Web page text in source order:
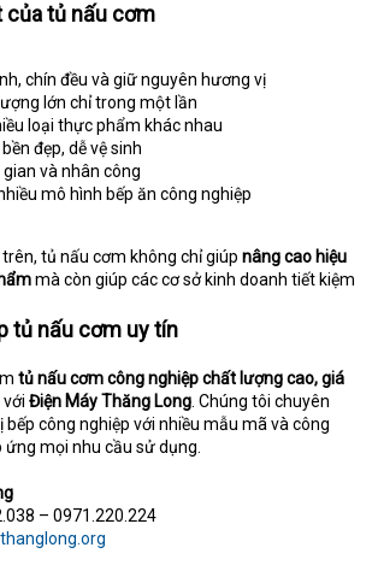
của tủ nấu cơm
chín đều và giữ nguyên hương vị
lớn chỉ trong một lần
loại thực phẩm khác nhau
đẹp, dễ vệ sinh
và nhân công
mô hình bếp ăn công nghiệp
tủ nấu cơm không chỉ giúp nâng cao hiệu
mà còn giúp các cơ sở kinh doanh tiết kiệm
tủ nấu cơm uy tín
tủ nấu cơm công nghiệp chất lượng cao, giá
với Điện Máy Thăng Long . Chúng tôi chuyên
bếp công nghiệp với nhiều mẫu mã và công
mọi nhu cầu sử dụng.
– 0971.220.224